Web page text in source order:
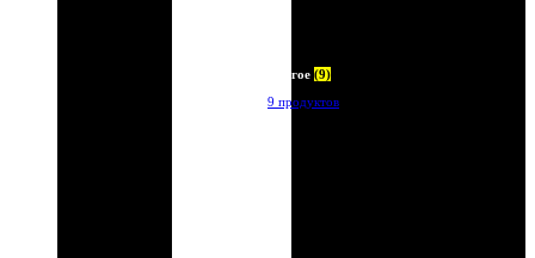
Другое (9)
9 продуктов